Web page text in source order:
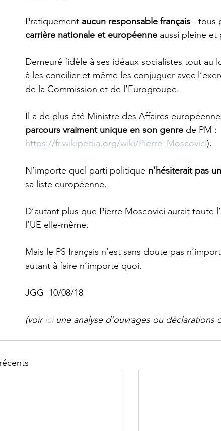
Pratiquement aucun responsable français - tous
carrière nationale et européenne aussi pleine et
Demeuré fidèle à ses idéaux socialistes tout
à les concilier et même les conjuguer avec
de la Commission et de l’Eurogroupe.
Il a de plus été Ministre des Affaires
parcours vraiment unique en son genre de PM :
https://fr.wikipedia.org/wiki/Pierre_Moscovici).
N’importe quel parti politique n’hésiterait pas
sa liste européenne.
D’autant plus que Pierre Moscovici aurait toute
l’UE elle-même.
Mais le PS français n’est sans doute pas
autant à faire n’importe quoi.
JGG  10/08/18
(voir ici une analyse d’ouvrages ou déclarations